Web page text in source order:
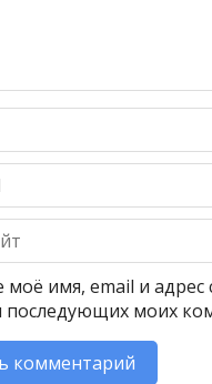
моё имя, email и адрес
последующих моих